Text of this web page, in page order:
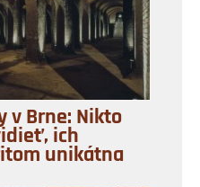
v Brne: Nikto
ich
unikátna